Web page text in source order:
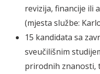
revizija, financije ili
(mjesta službe:
15 kandidata sa
sveučilišnim
prirodnih znanosti,